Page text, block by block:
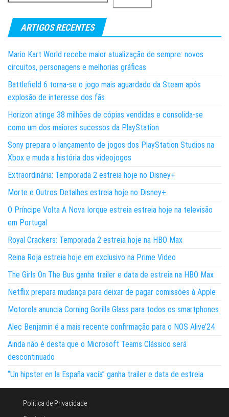
ARTIGOS RECENTES
Mario Kart World recebe maior atualização de sempre: novos
circuitos, personagens e melhorias gráficas
Battlefield 6 torna-se o jogo mais aguardado da Steam após
explosão de interesse dos fãs
Horizon atinge 38 milhões de cópias vendidas e consolida-se
como um dos maiores sucessos da PlayStation
Sony prepara o lançamento de jogos dos PlayStation Studios na
Xbox e muda a história dos videojogos
Extraordinária: Temporada 2 estreia hoje no Disney+
Morte e Outros Detalhes estreia hoje no Disney+
O Príncipe Volta A Nova Iorque estreia estreia hoje na televisão
em Portugal
Royal Crackers: Temporada 2 estreia hoje na HBO Max
Reina Roja estreia hoje em exclusivo na Prime Video
The Girls On The Bus ganha trailer e data de estreia na HBO Max
Netflix prepara mudança para deixar de pagar comissões à Apple
Motorola anuncia Corning Gorilla Glass para todos os smartphones
Alec Benjamin é a mais recente confirmação para o NOS Alive’24
Ainda não é desta que o Microsoft Teams Clássico será
descontinuado
“Un hipster en la España vacía” ganha trailer e data de estreia
Política de Privacidade